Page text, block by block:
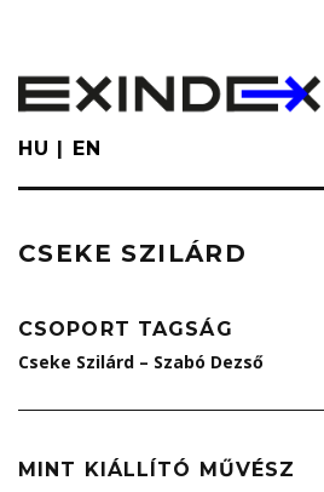
main
content
HU EN
CSEKE SZILÁRD
CSOPORT TAGSÁG
Cseke Szilárd – Szabó Dezső
MINT KIÁLLÍTÓ MŰVÉSZ